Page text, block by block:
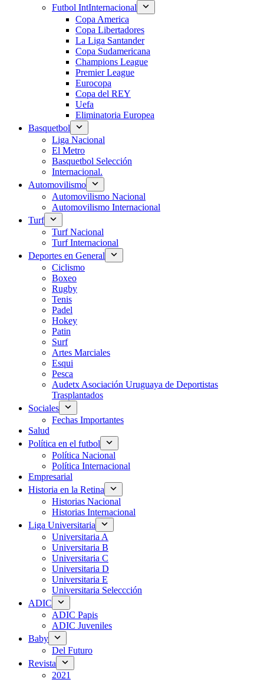
Futbol IntInternacional
Copa America
Copa Libertadores
La Liga Santander
Copa Sudamericana
Champions League
Premier League
Eurocopa
Copa del REY
Uefa
Eliminatoria Europea
Basquetbol
Liga Nacional
El Metro
Basquetbol Selección
Internacional.
Automovilismo
Automovilismo Nacional
Automovilismo Internacional
Turf
Turf Nacional
Turf Internacional
Deportes en General
Ciclismo
Boxeo
Rugby
Tenis
Padel
Hokey
Patin
Surf
Artes Marciales
Esqui
Pesca
Audetx Asociación Uruguaya de Deportistas
Trasplantados
Sociales
Fechas Importantes
Salud
Política en el futbol
Política Nacional
Política Internacional
Empresarial
Historia en la Retina
Historias Nacional
Historias Internacional
Liga Universitaria
Universitaria A
Universitaria B
Universitaria C
Universitaria D
Universitaria E
Universitaria Seleccción
ADIC
ADIC Papis
ADIC Juveniles
Baby
Del Futuro
Revista
2021